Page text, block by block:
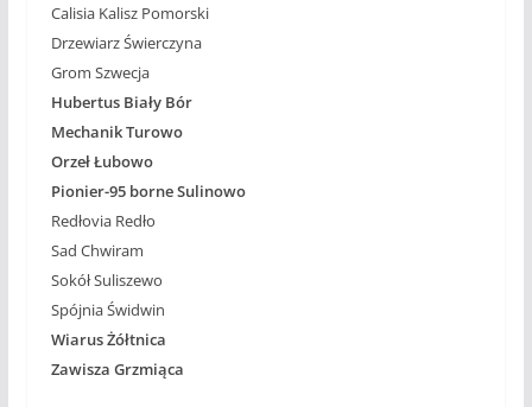
Calisia Kalisz Pomorski
Drzewiarz Świerczyna
Grom Szwecja
Hubertus Biały Bór
Mechanik Turowo
Orzeł Łubowo
Pionier-95 borne Sulinowo
Redłovia Redło
Sad Chwiram
Sokół Suliszewo
Spójnia Świdwin
Wiarus Żółtnica
Zawisza Grzmiąca